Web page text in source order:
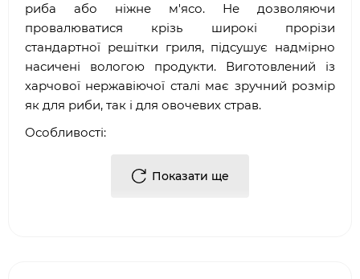
риба або ніжне м'ясо. Не дозволяючи
провалюватися крізь широкі прорізи
стандартної решітки гриля, підсушує надмірно
насичені вологою продукти. Виготовлений із
харчової нержавіючої сталі має зручний розмір
як для риби, так і для овочевих страв.
Особливості:
Показати ще